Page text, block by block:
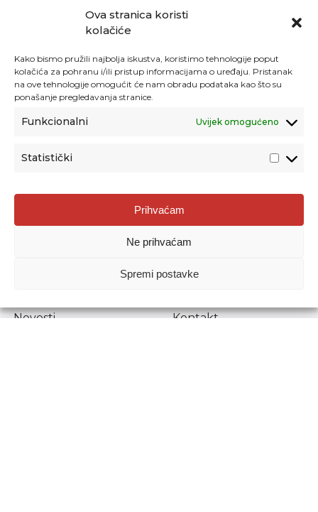
Ova stranica koristi
kolačiće
Kako bismo pružili najbolja iskustva, koristimo tehnologije poput
kolačića za pohranu i/ili pristup informacijama o uređaju. Pristanak
na ove tehnologije omogućit će nam obradu podataka kao što su
ponašanje pregledavanja stranice.
Funkcionalni Uvijek omogućeno
Statistički
Prihvaćam
Ne prihvaćam
Spremi postavke
Agencija za odgoj i obrazovanje
Donje Svetice 38, 10000 Zagreb
1778129
Prenošenje sadržaja dopušteno je uz navođenje izvora.
Novosti
Kontakt